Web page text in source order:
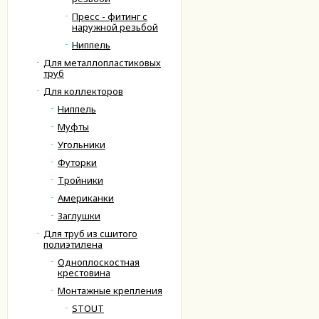
Пресс - фитинг с
наружной резьбой
Ниппель
Для металлопластиковых
труб
Для коллекторов
Ниппель
Муфты
Угольники
Футорки
Тройники
Американки
Заглушки
Для труб из сшитого
полиэтилена
Одноплоскостная
крестовина
Монтажные крепления
STOUT